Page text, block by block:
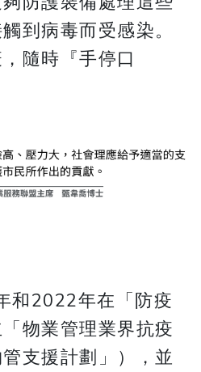
到病毒而受感染。
隨時『手停口
和2022年在「防疫
物業管理業界抗疫
支援計劃」），並